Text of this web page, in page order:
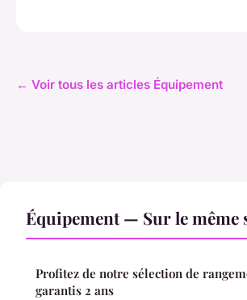
← Voir tous les articles Équipement
Équipement — Sur le même
Profitez de notre sélection de
garantis 2 ans